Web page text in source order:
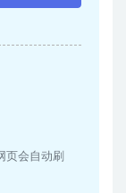
页会自动刷